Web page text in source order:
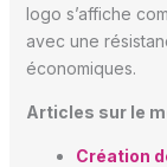
logo s’affiche
avec une
économiques.
Articles sur le
Création